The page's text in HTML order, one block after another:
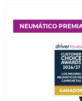
NEUMÁTICO